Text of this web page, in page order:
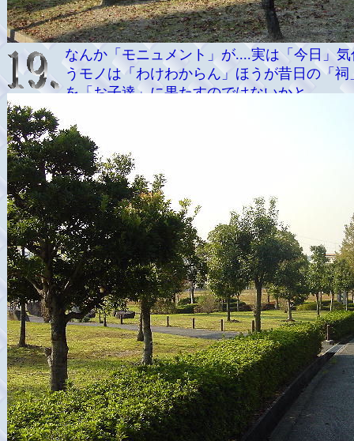
なんか「モニュメント」が....実は「今日」
うモノは「わけわからん」ほうが昔日の「
を「お子達」に果たすのではないかと....